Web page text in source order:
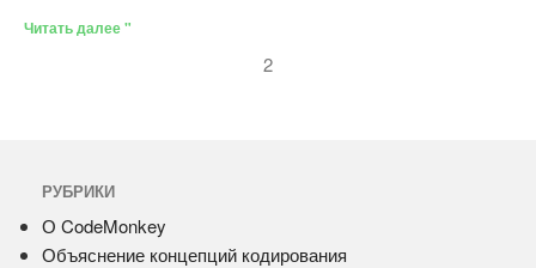
Читать далее "
2
РУБРИКИ
О CodeMonkey
Объяснение концепций кодирования